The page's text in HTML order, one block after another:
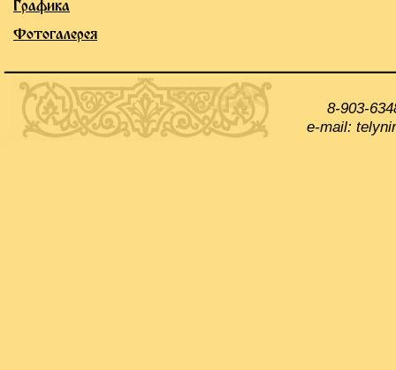
Графика
Фотогалерея
8-903-
e-mail: